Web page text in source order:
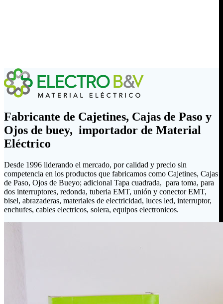
Fabricante de Cajetines, Cajas de Paso y
Ojos de buey, importador de Material
Eléctrico
Desde 1996 liderando el mercado, por calidad y precio sin
competencia en los productos que fabricamos como Cajetines, Cajas
de Paso, Ojos de Bueyo; adicional Tapa cuadrada, para toma, para
dos interruptores, redonda, tuberia EMT, unión y conector EMT,
bisel, abrazaderas, materiales de electricidad, luces led, interruptor,
enchufes, cables electricos, solera, equipos electronicos.